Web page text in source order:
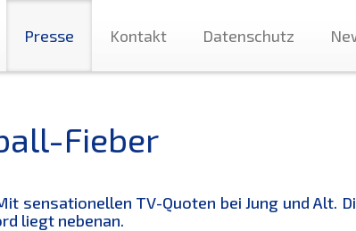
Presse Kontakt Datenschutz
Fieber
sensationellen TV-Quoten bei Jung und Alt.
liegt nebenan.